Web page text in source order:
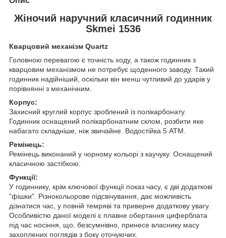
Жіночий наручний класичний годинник
Skmei 1536
Кварцовий механізм Quartz
Головною перевагою є точність ходу, а також годинник з
кварцовим механізмом не потребує щоденного заводу. Такий
годинник надійніший, оскільки він менш чутливий до ударів у
порівнянні з механічним.
Корпус:
Захисний круглий корпус зроблений із полікарбонату.
Годинник оснащений полікарбонатним склом, розбити яке
набагато складніше, ніж звичайне. Водостійка 5 АТМ.
Ремінець:
Ремінець виконаний у чорному кольорі з каучуку. Оснащений
класичною застібкою.
Функції:
У годиннику, крім ключової функції показ часу, є дві додаткові
"фішки". Різнокольорове підсвічування, дає можливість
дізнатися час, у повній темряві та приверне додаткову увагу.
Особливістю даної моделі є плавне обертання циферблата
під час носіння, що, безсумнівно, принесе власнику масу
захоплених поглядів з боку оточуючих.